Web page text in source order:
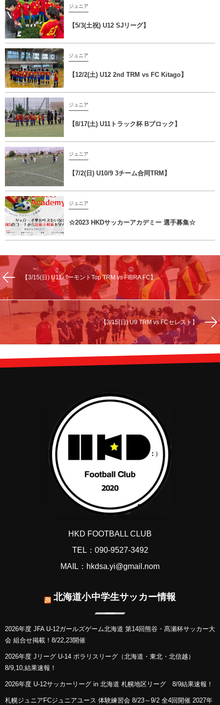
ジュニア
【5/3(土祝) U12 SJリーグ】
ジュニア
【12/2(土) U12 2nd TRM vs FC Kitago】
ジュニア
【8/17(土) U11トラック杯 Bブロック】
ジュニア
【7/2(日) U10/9 3チーム合同TRM】
ジュニア
☆2023 HKDサッカーアカデミー 選手募集☆
【3/15(日) U11バーモントTop TRM vs FIBRA FC】
【3/15(日) U9 TRM vs FCセレスト】
HKD FOOTBALL CLUB
TEL：090-9527-3492
MAIL：hkdsa.yi@gmail.nom
北海道小中学生サッカー情報
2026年度 JFA U-12ガールズゲーム北海道 第14回熊谷・髙瀬杯サッカー大
会 組合せ掲載！8/22,23開催
2026年度 Jリーグ U-14 ポラリスリーグ（北海道・東北・北信越）
8/9,10,結果速報！
2026年度 U-12サッカーリーグ in 北海道 札幌地区リーグ 8/9結果速報！
札幌ジュニアFCジュニアユース 体験練習会 8/23～9/2 全4回開催 2027年